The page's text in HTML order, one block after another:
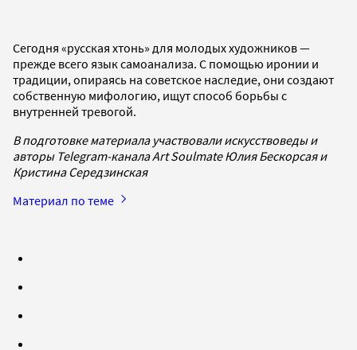
Сегодня «русская хтонь» для молодых художников —
прежде всего язык самоанализа. С помощью иронии и
традиции, опираясь на советское наследие, они создают
собственную мифологию, ищут способ борьбы с
внутренней тревогой.
В подготовке материала участвовали искусствоведы и
авторы Telegram-канала Art Soulmate Юлия Бескорсая и
Кристина Середзинская
Материал по теме